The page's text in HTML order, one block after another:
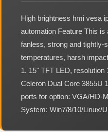
High brightness hmi vesa
automation Feature This
fanless, strong and tightly-
temperatures, harsh
1. 15" TFT LED,
Celeron Dual Core 3855U
ports for option: VGA/HD-
System: Win7/8/10/Linux/